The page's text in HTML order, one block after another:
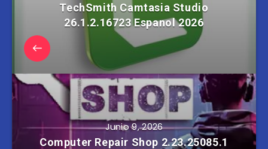
TechSmith Camtasia Studio
26.1.2.16723 Espanol 2026
Junio 9, 2026
Computer Repair Shop 2.23.25085.1